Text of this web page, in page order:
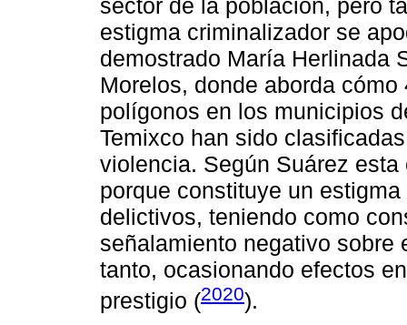
estigma criminalizador se
demostrado María Herlinada
Morelos, donde aborda
polígonos en los municipios
Temixco han sido
violencia. Según Suárez
porque constituye un
delictivos, teniendo como
señalamiento negativo sobre
tanto, ocasionando efectos
prestigio (2020).